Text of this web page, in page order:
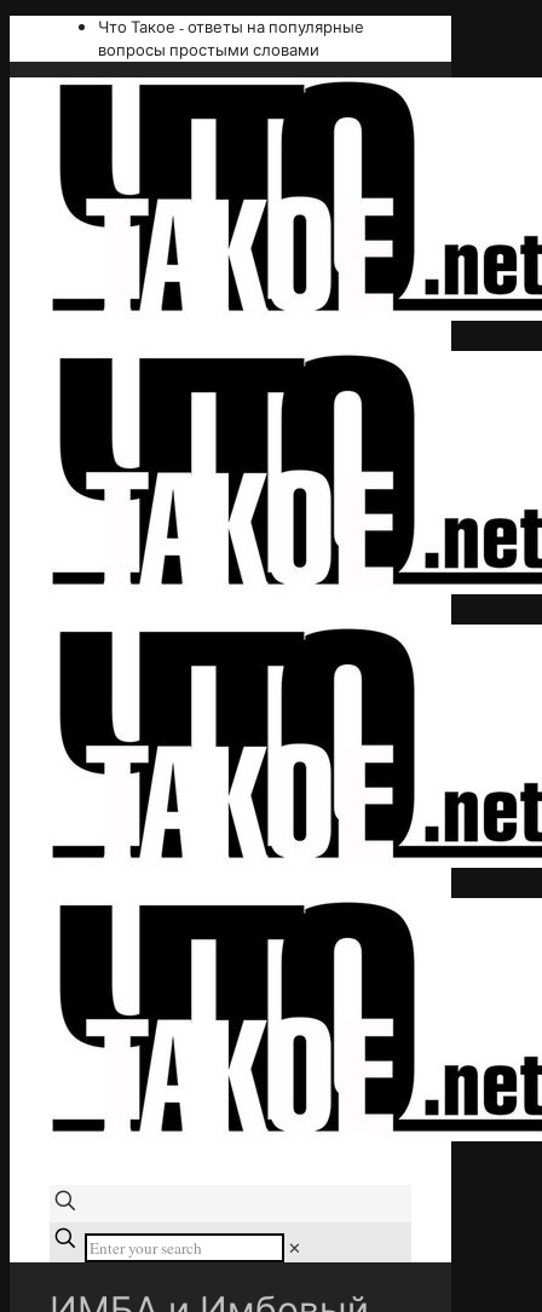
Что Такое - ответы на популярные
вопросы простыми словами
✕